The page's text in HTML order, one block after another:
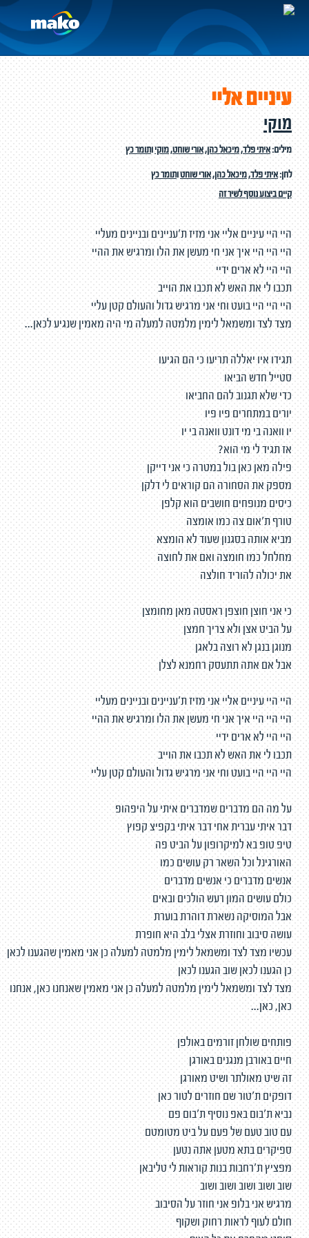
עיניים אליי
מוקי
מילים:איתי פלד,מיכאל כהן,אורי שוחט,מוקיותומר כץ
לחן:איתי פלד,מיכאל כהן,אורי שוחטותומר כץ
קיים ביצוע נוסף לשיר זה
היי היי עיניים אליי אני מזיז ת'עניינים ובניינים מעליי
היי היי היי איך אני חי מעשן את הלו ומרגיש את ההיי
היי היי לא ארים ידיי
תכבו לי את האש לא תכבו את הוייב
היי היי היי בועט וחי אני מרגיש גדול והעולם קטן עליי
מצד לצד ומשמאל לימין מלמטה למעלה מי היה מאמין שנגיע לכאן...
תגידו איו יאללה תריעו כי הם הגיעו
סטייל חדש הביאו
כדי שלא תגנוב להם החביאו
יורים במתחרים פיו פיו
יו וואנה בי מי דונט וואנה בי יו
אז תגיד לי מי הוא?
פילה מאן כאן בול במטרה כי אני דייקן
מספק את הסחורה הם קוראים לי דלקן
כיסים מנופחים חושבים הוא קלפן
טורף ת'אום צה כמו אומצה
מביא אותה בסגנון שעוד לא הומצא
מחלחל כמו חומצה ואם את לחוצה
את יכולה להוריד חולצה
כי אני חוצן חוצפן ראסטה מאן מחומצן
על הביט אצן ולא צריך חמצן
מנוגן בנגן לא רוצה בלאגן
אבל אם אתה תתעסק רחמנא לצלן
היי היי עיניים אליי אני מזיז ת'עניינים ובניינים מעליי
היי היי היי איך אני חי מעשן את הלו ומרגיש את ההיי
היי היי לא ארים ידיי
תכבו לי את האש לא תכבו את הוייב
היי היי היי בועט וחי אני מרגיש גדול והעולם קטן עליי
על מה הם מדברים שמדברים איתי על היפהופ
דבר איתי עברית אחי דבר איתי בקפיצ קפוץ
טיפ טופ בא למיקרופון על הביט פה
האורגינל וכל השאר רק עושים כמו
אנשים מדברים כי אנשים מדברים
כולם עושים המון רעש הולכים ובאים
אבל המוסיקה נשארת דוהרת בוערת
עושה סיבוב וחוזרת אצלי בלב היא חופרת
עכשיו מצד לצד ומשמאל לימין מלמטה למעלה כן אני מאמין שהגענו לכאן
כן הגענו לכאן שוב הגענו לכאן
מצד לצד ומשמאל לימין מלמטה למעלה כן אני מאמין שאנחנו כאן, אנחנו
כאן, כאן...
פותחים שולחן זורמים באולפן
חיים באורבן מנגנים באורגן
זה שיט מאולתר ושיט מאורגן
דופקים ת'טור שם חוזרים לטור כאן
נביא ת'בום באפ נוסיף ת'בום פם
עם טוב טעם של פעם על ביט מטומטם
ספיקרים בתא מטען אתה נטען
מפציץ ת'רחבות בנות קוראות לי טליבאן
שוב ושוב ושוב ושוב ושוב
מרגיש אני בלופ אני חוזר על הסיבוב
חולם לעוף לראות רחוק ושקוף